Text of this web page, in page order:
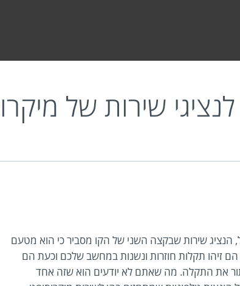
שירות של
הנציג שירות שבקצה השני של הקו מסביר כי הוא מטעם
הם זיהו תקלות חוזרות ונשנות במחשב שלכם וכעת הם
את התקלה. מה שאתם לא יודעים הוא שזה אחד